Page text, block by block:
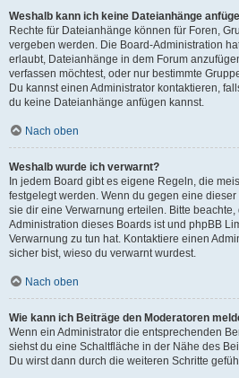
Weshalb kann ich keine Dateianhänge
Rechte für Dateianhänge können für Foren,
vergeben werden. Die Board-Administration
erlaubt, Dateianhänge in dem Forum
verfassen möchtest, oder nur bestimmte
Du kannst einen Administrator kontaktieren,
du keine Dateianhänge anfügen kannst.
Nach oben
Weshalb wurde ich verwarnt?
In jedem Board gibt es eigene Regeln, die
festgelegt werden. Wenn du gegen eine
sie dir eine Verwarnung erteilen. Bitte
Administration dieses Boards ist und phpBB
Verwarnung zu tun hat. Kontaktiere einen
sicher bist, wieso du verwarnt wurdest.
Nach oben
Wie kann ich Beiträge den Moderatoren
Wenn ein Administrator die entsprechenden
siehst du eine Schaltfläche in der Nähe des
Du wirst dann durch die weiteren Schritte